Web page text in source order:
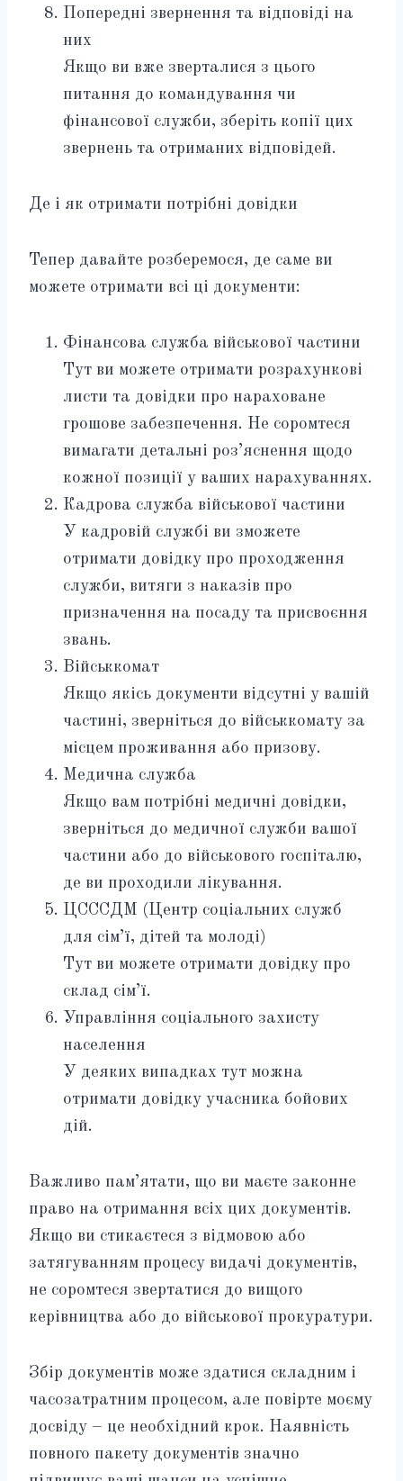
Попередні звернення та відповіді на
них
Якщо ви вже зверталися з цього
питання до командування чи
фінансової служби, зберіть копії цих
звернень та отриманих відповідей.
Де і як отримати потрібні довідки
Тепер давайте розберемося, де саме ви
можете отримати всі ці документи:
Фінансова служба військової частини
Тут ви можете отримати розрахункові
листи та довідки про нараховане
грошове забезпечення. Не соромтеся
вимагати детальні роз’яснення щодо
кожної позиції у ваших нарахуваннях.
Кадрова служба військової частини
У кадровій службі ви зможете
отримати довідку про проходження
служби, витяги з наказів про
призначення на посаду та присвоєння
звань.
Військкомат
Якщо якісь документи відсутні у вашій
частині, зверніться до військкомату за
місцем проживання або призову.
Медична служба
Якщо вам потрібні медичні довідки,
зверніться до медичної служби вашої
частини або до військового госпіталю,
де ви проходили лікування.
ЦСССДМ (Центр соціальних служб
для сім’ї, дітей та молоді)
Тут ви можете отримати довідку про
склад сім’ї.
Управління соціального захисту
населення
У деяких випадках тут можна
отримати довідку учасника бойових
дій.
Важливо пам’ятати, що ви маєте законне
право на отримання всіх цих документів.
Якщо ви стикаєтеся з відмовою або
затягуванням процесу видачі документів,
не соромтеся звертатися до вищого
керівництва або до військової прокуратури.
Збір документів може здатися складним і
часозатратним процесом, але повірте моєму
досвіду – це необхідний крок. Наявність
повного пакету документів значно